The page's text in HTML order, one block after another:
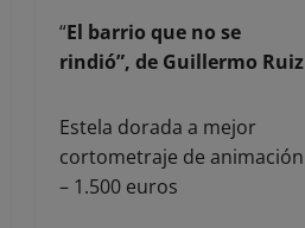
“El barrio que no se
rindió”, de Guillermo Ruiz
Estela dorada a mejor
cortometraje de animación
– 1.500 euros